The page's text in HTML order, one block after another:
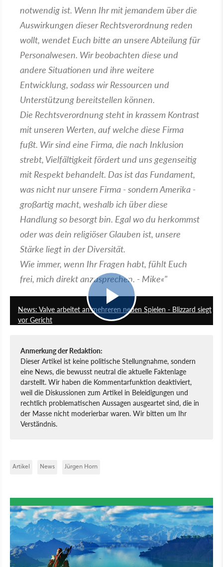
notwendig ist. Wenn Ihr mit jemandem über die
Auswirkungen dieser Rechtsverordnung reden
wollt, wendet Euch bitte an unsere Abteilung für
Personalwesen. Wir beobachten diese und
andere Situationen und ihre weitere
Entwicklung, sodass wir Ressourcen und
Unterstützung bereitstellen können.
Die Rechtsverordnung steht in krassem Kontrast
mit unseren Werten, auf welche diese Firma
fußt. Wir sind eine Firma, die nach Inklusion
strebt, Vielfältigkeit fördert und uns gegenseitig
mit Respekt behandelt. Das ist das Fundament,
was nicht nur unsere Firma - sondern Amerika -
großartig macht, weshalb ich über diese
Handlung so besorgt bin. Egal wo du herkommst
oder was dein religiöser Glauben ist, unsere
Stärke liegt in der Diversität.
Wie immer, wenn Ihr Fragen habt, fühlt Euch
frei, mich direkt anzusprechen. - Mike«"
News: Valve arbeitet an mehreren neuen Spielen - Blizzard siegt
vor Gericht
Anmerkung der Redaktion:
Dieser Artikel ist keine politische Stellungnahme, sondern
eine News, die bewusst neutral die aktuelle Faktenlage
darstellt. Wir haben die Kommentarfunktion deaktiviert,
weil die Diskussionen zum Artikel in Beleidigungen und
rechtlich problematischen Aussagen ausgeartet sind, die in
der Masse nicht moderierbar waren. Wir bitten um Ihr
Verständnis.
Artikel News Jürgen Horn